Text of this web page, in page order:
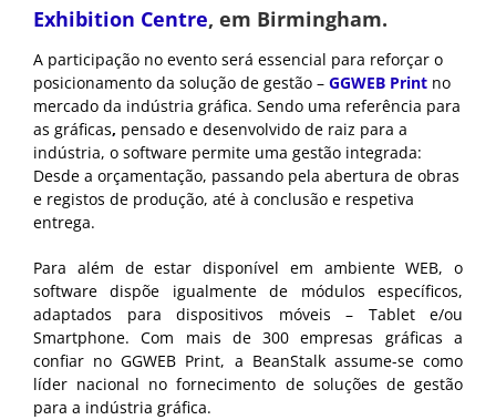
Exhibition Centre, em Birmingham.
A participação no evento será essencial para reforçar o
posicionamento da solução de gestão – GGWEB Print no
mercado da indústria gráfica. Sendo uma referência para
as gráficas, pensado e desenvolvido de raiz para a
indústria, o software permite uma gestão integrada:
Desde a orçamentação, passando pela abertura de obras
e registos de produção, até à conclusão e respetiva
entrega.
Para além de estar disponível em ambiente WEB, o
software dispõe igualmente de módulos específicos,
adaptados para dispositivos móveis – Tablet e/ou
Smartphone. Com mais de 300 empresas gráficas a
confiar no GGWEB Print, a BeanStalk assume-se como
líder nacional no fornecimento de soluções de gestão
para a indústria gráfica.